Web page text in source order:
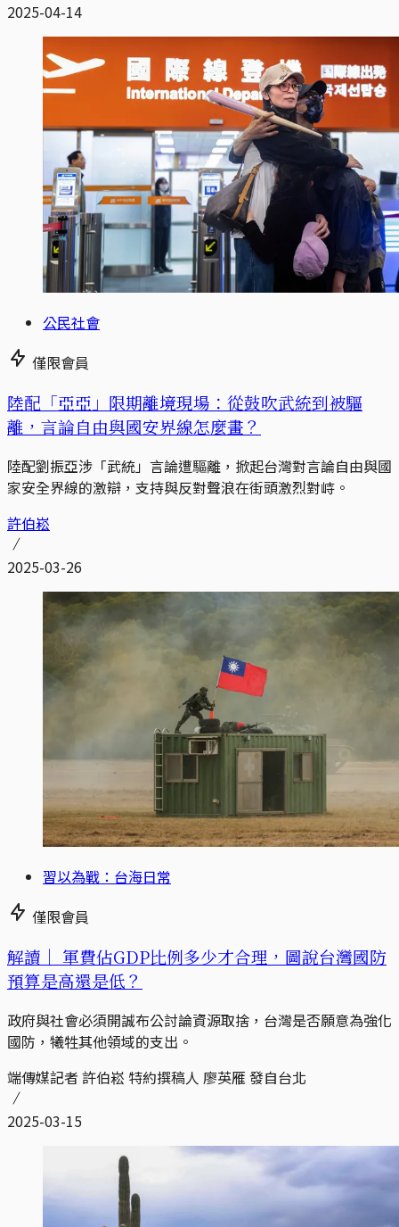
2025-04-14
公民社會
僅限會員
陸配「亞亞」限期離境現場：從鼓吹武統到被驅
離，言論自由與國安界線怎麼畫？
陸配劉振亞涉「武統」言論遭驅離，掀起台灣對言論自由與國
家安全界線的激辯，支持與反對聲浪在街頭激烈對峙。
許伯崧
2025-03-26
習以為戰：台海日常
僅限會員
解讀｜ 軍費佔GDP比例多少才合理，圖說台灣國防
預算是高還是低？
政府與社會必須開誠布公討論資源取捨，台灣是否願意為強化
國防，犧牲其他領域的支出。
端傳媒記者 許伯崧 特約撰稿人 廖英雁 發自台北
2025-03-15